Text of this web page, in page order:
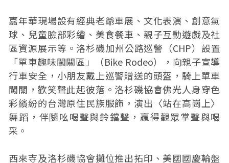
嘉年華現場設有經典老爺車展、文化表演、創意氣
球、兒童臉部彩繪、美食餐車、親子互動遊戲及社
區資源展示等。洛杉磯加州公路巡警（CHP）設置
「單車趣味闖關區」（Bike Rodeo），向親子宣導
行車安全，小朋友戴上巡警贈送的頭盔，騎上單車
闖關，歡笑聲此起彼落。洛杉磯協會佛光人身穿色
彩繽紛的台灣原住民族服飾，演出〈站在高崗上〉
舞蹈，伴隨吆喝聲與鈴鐺聲，贏得觀眾掌聲與喝
采。
西來寺及洛杉磯協會攤位推出拓印、美國國慶輪盤